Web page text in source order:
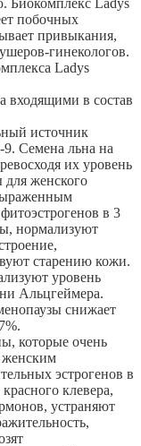
Биокомплекс Ladys
побочных
привыкания,
гинекологов.
Ladys
входящими в состав
источник
Семена льна на
их уровень
женского
в 3
нормализуют
старению кожи.
уровень
Альцгеймера.
снижает
которые очень
женским
эстрогенов в
клевера,
устраняют